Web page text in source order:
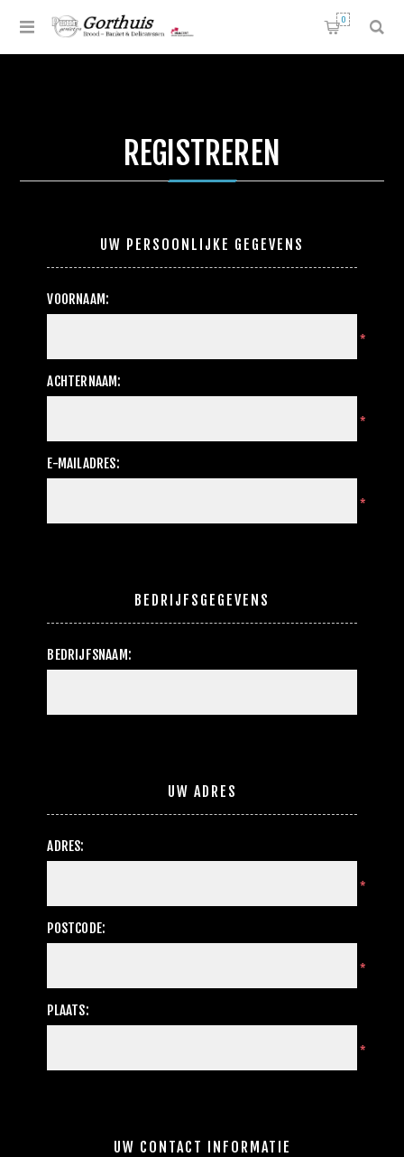
0
REGISTREREN
UW PERSOONLIJKE GEGEVENS
VOORNAAM:
*
ACHTERNAAM:
*
E-MAILADRES:
*
BEDRIJFSGEGEVENS
BEDRIJFSNAAM:
UW ADRES
ADRES:
*
POSTCODE:
*
PLAATS:
*
UW CONTACT INFORMATIE